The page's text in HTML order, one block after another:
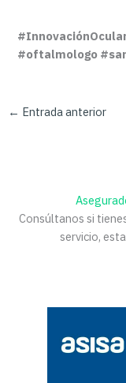
#oftalmologo
← Entrada anterior
Consúltanos si
servicio,